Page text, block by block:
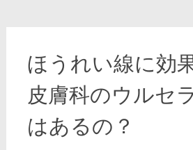
ほうれい線に効
皮膚科のウルセ
はあるの？